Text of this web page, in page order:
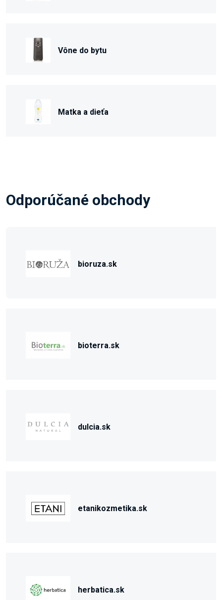
Vône do bytu
Matka a dieťa
Odporúčané obchody
bioruza.sk
bioterra.sk
dulcia.sk
etanikozmetika.sk
herbatica.sk